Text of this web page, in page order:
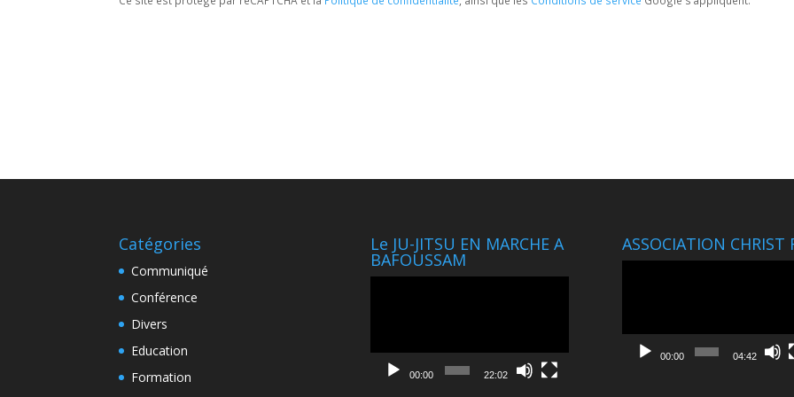
Catégories
Communiqué
Conférence
Divers
Education
Formation
Le JU-JITSU EN MARCHE A
BAFOUSSAM
00:00 22:02
ASSOCIATION CHRIST
00:00 04:42